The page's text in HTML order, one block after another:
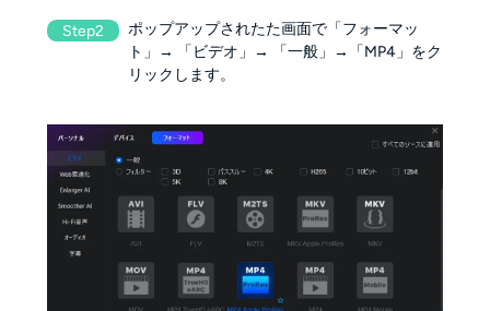
Step2
ポップアップされたた画面で「フォーマッ
ト」→ 「ビデオ」→ 「一般」→「MP4」をク
リックします。